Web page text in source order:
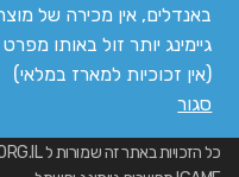
כל הזכויות באתר זה שמורות ל WWW.IGAME.ORG.IL
באנדלים, אין מכירה של
גיימינג יותר זול באותו
(אין זכוכיות למארז במלאי)
סגור